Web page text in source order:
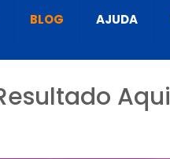
BLOG AJUDA
Aqui